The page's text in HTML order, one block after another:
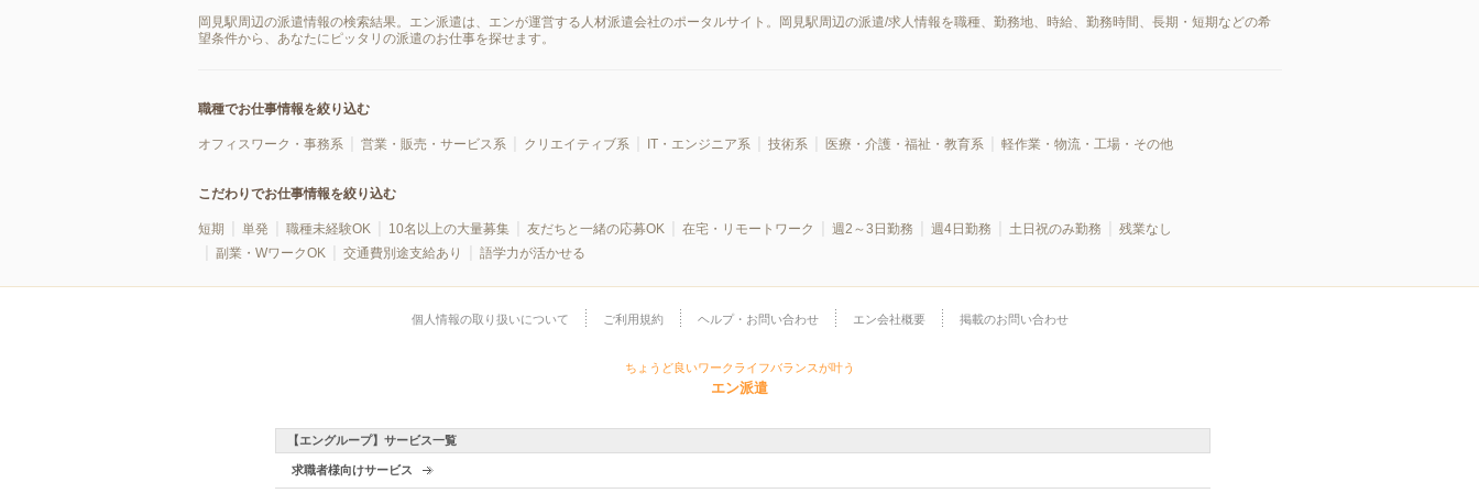
岡見駅周辺の派遣情報の検索結果。エン派遣は、エンが運営する人材派遣会社のポータルサイト。岡見駅周辺の派遣/求人情報を職種、勤務地、時給、勤務時間、長期・短期などの希
望条件から、あなたにピッタリの派遣のお仕事を探せます。
職種でお仕事情報を絞り込む
オフィスワーク・事務系 営業・販売・サービス系 クリエイティブ系 IT・エンジニア系 技術系 医療・介護・福祉・教育系 軽作業・物流・工場・その他
こだわりでお仕事情報を絞り込む
短期 単発 職種未経験OK 10名以上の大量募集 友だちと一緒の応募OK 在宅・リモートワーク 週2～3日勤務 週4日勤務 土日祝のみ勤務
残業なし
副業・WワークOK
交通費別途支給あり 語学力が活かせる
個人情報の取り扱いについて ご利用規約 ヘルプ・お問い合わせ エン会社概要 掲載のお問い合わせ
ちょうど良いワークライフバランスが叶う
エン派遣
【エングループ】サービス一覧
求職者様向けサービス